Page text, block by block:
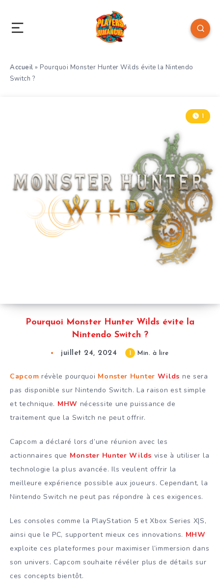
Accueil » Pourquoi Monster Hunter Wilds évite la Nintendo
Switch ?
Pourquoi Monster Hunter Wilds évite la
Nintendo Switch ?
1
juillet 24, 2024 1 Min. à lire
Capcom révèle pourquoi Monster Hunter Wilds ne sera
pas disponible sur Nintendo Switch. La raison est simple
et technique. MHW nécessite une puissance de
traitement que la Switch ne peut offrir.
Capcom a déclaré lors d’une réunion avec les
actionnaires que Monster Hunter Wilds vise à utiliser la
technologie la plus avancée. Ils veulent offrir la
meilleure expérience possible aux joueurs. Cependant, la
Nintendo Switch ne peut pas répondre à ces exigences.
Les consoles comme la PlayStation 5 et Xbox Series X|S,
ainsi que le PC, supportent mieux ces innovations. MHW
exploite ces plateformes pour maximiser l’immersion dans
son univers. Capcom souhaite révéler plus de détails sur
ces concepts bientôt.